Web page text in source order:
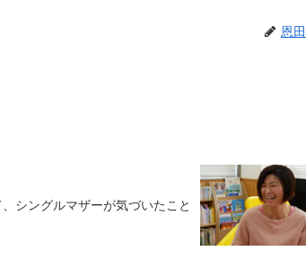
恩
シングルマザーが気づいたこと